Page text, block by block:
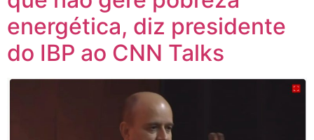
energética, diz presidente
do IBP ao CNN Talks